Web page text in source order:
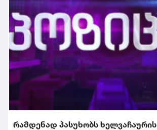
რამდენად პასუხობს ხელვაჩაურის 2024 წლის